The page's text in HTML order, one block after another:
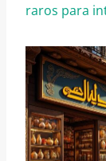
raros para